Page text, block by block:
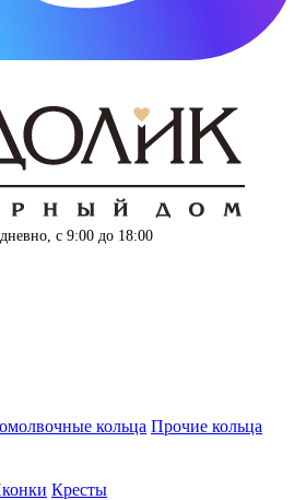
с 9:00 до 18:00
кольца Прочие кольца
Кресты